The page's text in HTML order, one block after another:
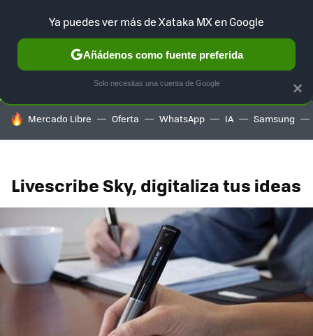
SELECCIÓN GAMING HOME AUTO TERRITORIO
HOY SE HABLA DE
Mercado Libre Oferta WhatsApp IA Samsung
Livescribe Sky, digitaliza tus ideas
×
Ya puedes ver más de Xataka MX en Google
Añádenos como fuente preferida
Solo necesitas una cuenta de Google